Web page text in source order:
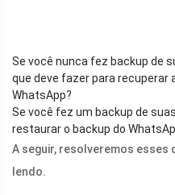
Se você nunca fez backup de
que deve fazer para recuperar
WhatsApp?
Se você fez um backup de
restaurar o backup do
A seguir, resolveremos esses
lendo.